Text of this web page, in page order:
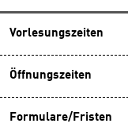
Vorlesungszeiten
Öffnungszeiten
Formulare/Fristen